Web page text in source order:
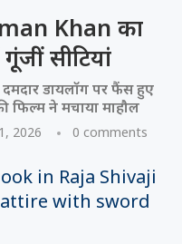
Khan का
सीटियां
डायलॉग पर फैंस हुए
फिल्म ने मचाया माहौल
2026 0 comments